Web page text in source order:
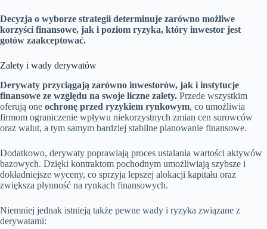
Decyzja o wyborze strategii determinuje zarówno możliwe
korzyści finansowe, jak i poziom ryzyka, który inwestor jest
gotów zaakceptować.
Zalety i wady derywatów
Derywaty przyciągają zarówno inwestorów, jak i instytucje
finansowe ze względu na swoje liczne zalety. Przede wszystkim
oferują one ochronę przed ryzykiem rynkowym, co umożliwia
firmom ograniczenie wpływu niekorzystnych zmian cen surowców
oraz walut, a tym samym bardziej stabilne planowanie finansowe.
Dodatkowo, derywaty poprawiają proces ustalania wartości aktywów
bazowych. Dzięki kontraktom pochodnym umożliwiają szybsze i
dokładniejsze wyceny, co sprzyja lepszej alokacji kapitału oraz
zwiększa płynność na rynkach finansowych.
Niemniej jednak istnieją także pewne wady i ryzyka związane z
derywatami: